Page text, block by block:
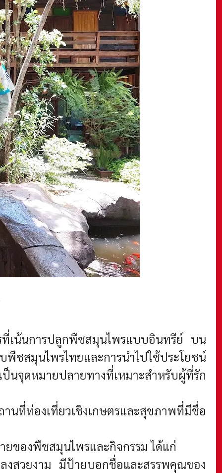
ที่เน้นการปลูกพืชสมุนไพรแบบอินทรีย์ บน
พืชสมุนไพรไทยและการนำไปใช้ประโยชน์
จุดหมายปลายทางที่เหมาะสำหรับผู้ที่รัก
นที่ท่องเที่ยวเชิงเกษตรและสุขภาพที่มีชื่อ
ของพืชสมุนไพรและกิจกรรม ได้แก่
สวยงาม มีป้ายบอกชื่อและสรรพคุณของ